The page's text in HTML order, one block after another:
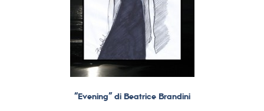
“Evening” di Beatrice Brandini